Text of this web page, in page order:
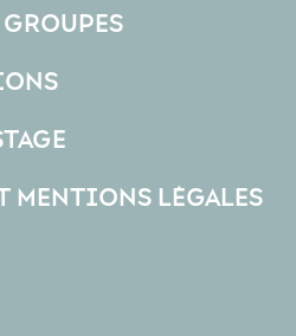
MENTIONS LÉGALES